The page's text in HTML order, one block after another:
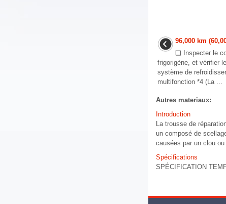
96,000 km
❑ Inspecter le
frigorigène, et vérifier
système de
multifonction *4 (La ...
Autres materiaux:
Introduction
La trousse de
un composé de
causées par un clou
Spécifications
SPÉCIFICATION